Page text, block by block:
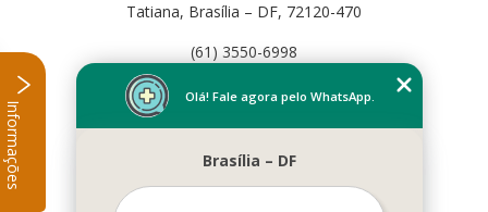
Tatiana, Brasília – DF, 72120-470
(61) 3550-6998
Home
Serviços
Contato
Olá! Fale agora pelo WhatsApp.
Brasília – DF
Informações